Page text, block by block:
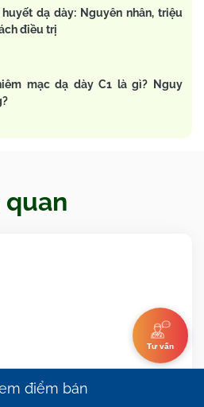
dạ dày: Nguyên nhân, triệu
điều trị
mạc dạ dày C1 là gì? Nguy
quan
Tư vấn
điểm bán